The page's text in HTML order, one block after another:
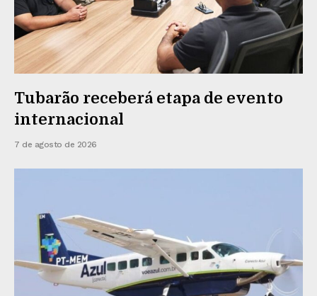
Tubarão receberá etapa de evento
internacional
7 de agosto de 2026